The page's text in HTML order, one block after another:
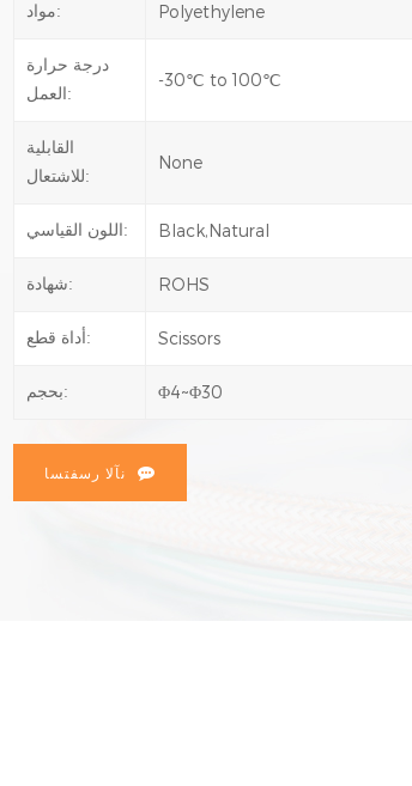
مواد: Polyethylene
درجة حرارة
العمل:
-30℃ to 100℃
القابلية
للاشتعال:
None
اللون القياسي: Black,Natural
شهادة: ROHS
أداة قطع: Scissors
بحجم: Φ4~Φ30
نآلا رسفتسا